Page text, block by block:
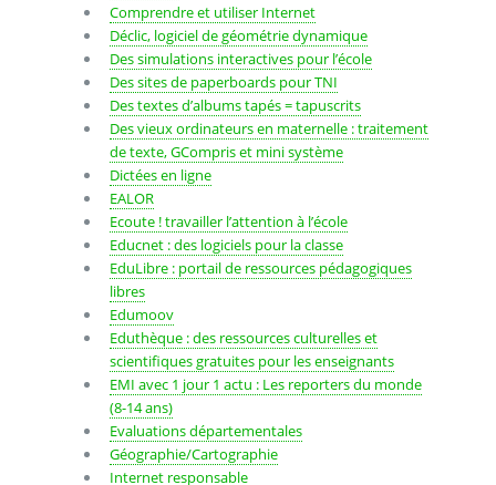
Comprendre et utiliser Internet
Déclic, logiciel de géométrie dynamique
Des simulations interactives pour l’école
Des sites de paperboards pour TNI
Des textes d’albums tapés = tapuscrits
Des vieux ordinateurs en maternelle : traitement
de texte, GCompris et mini système
Dictées en ligne
EALOR
Ecoute ! travailler l’attention à l’école
Educnet : des logiciels pour la classe
EduLibre : portail de ressources pédagogiques
libres
Edumoov
Eduthèque : des ressources culturelles et
scientifiques gratuites pour les enseignants
EMI avec 1 jour 1 actu : Les reporters du monde
(8-14 ans)
Evaluations départementales
Géographie/Cartographie
Internet responsable